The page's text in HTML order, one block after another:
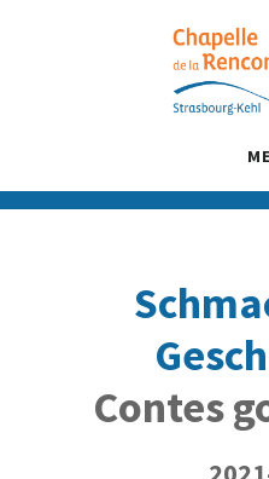
Contes